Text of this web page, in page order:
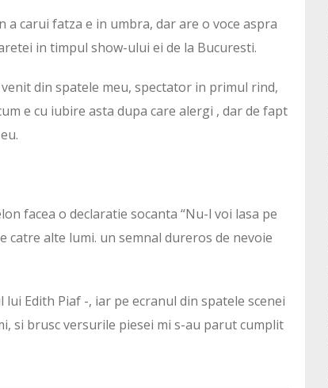
carui fatza e in umbra, dar are o voce aspra
in timpul show-ului ei de la Bucuresti.
din spatele meu, spectator in primul rind,
e cu iubire asta dupa care alergi , dar de fapt
facea o declaratie socanta “Nu-l voi lasa pe
catre alte lumi. un semnal dureros de nevoie
Edith Piaf -, iar pe ecranul din spatele scenei
si brusc versurile piesei mi s-au parut cumplit